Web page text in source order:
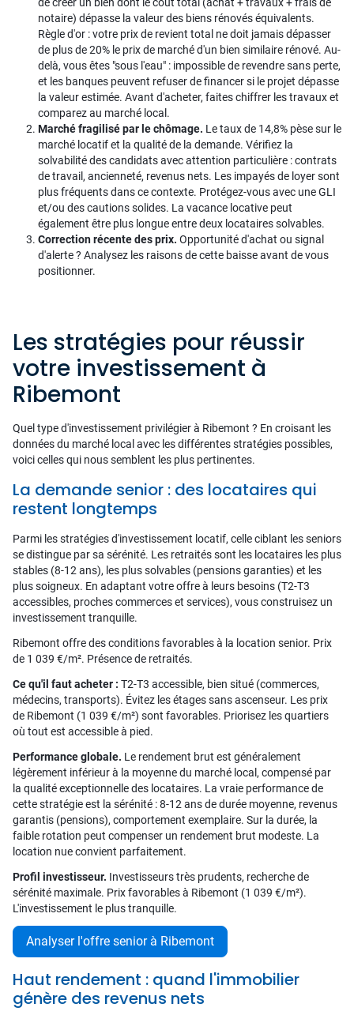
notaire) dépasse la valeur des biens rénovés équivalents.
Règle d'or : votre prix de revient total ne doit jamais dépasser
de plus de 20% le prix de marché d'un bien similaire rénové. Au-
delà, vous êtes "sous l'eau" : impossible de revendre sans perte,
et les banques peuvent refuser de financer si le projet dépasse
la valeur estimée. Avant d'acheter, faites chiffrer les travaux et
comparez au marché local.
Marché fragilisé par le chômage. Le taux de 14,8% pèse sur le
marché locatif et la qualité de la demande. Vérifiez la
solvabilité des candidats avec attention particulière : contrats
de travail, ancienneté, revenus nets. Les impayés de loyer sont
plus fréquents dans ce contexte. Protégez-vous avec une GLI
et/ou des cautions solides. La vacance locative peut
également être plus longue entre deux locataires solvables.
Correction récente des prix. Opportunité d'achat ou signal
d'alerte ? Analysez les raisons de cette baisse avant de vous
positionner.
Les stratégies pour réussir
votre investissement à
Ribemont
Quel type d'investissement privilégier à Ribemont ? En croisant les
données du marché local avec les différentes stratégies possibles,
voici celles qui nous semblent les plus pertinentes.
La demande senior : des locataires qui
restent longtemps
Parmi les stratégies d'investissement locatif, celle ciblant les seniors
se distingue par sa sérénité. Les retraités sont les locataires les plus
stables (8-12 ans), les plus solvables (pensions garanties) et les
plus soigneux. En adaptant votre offre à leurs besoins (T2-T3
accessibles, proches commerces et services), vous construisez un
investissement tranquille.
Ribemont offre des conditions favorables à la location senior. Prix
de 1 039 €/m². Présence de retraités.
Ce qu'il faut acheter : T2-T3 accessible, bien situé (commerces,
médecins, transports). Évitez les étages sans ascenseur. Les prix
de Ribemont (1 039 €/m²) sont favorables. Priorisez les quartiers
où tout est accessible à pied.
Performance globale. Le rendement brut est généralement
légèrement inférieur à la moyenne du marché local, compensé par
la qualité exceptionnelle des locataires. La vraie performance de
cette stratégie est la sérénité : 8-12 ans de durée moyenne, revenus
garantis (pensions), comportement exemplaire. Sur la durée, la
faible rotation peut compenser un rendement brut modeste. La
location nue convient parfaitement.
Profil investisseur. Investisseurs très prudents, recherche de
sérénité maximale. Prix favorables à Ribemont (1 039 €/m²).
L'investissement le plus tranquille.
Analyser l'offre senior à Ribemont
Haut rendement : quand l'immobilier
génère des revenus nets